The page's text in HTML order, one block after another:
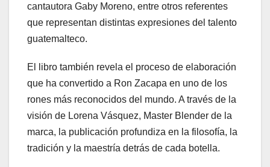
cantautora Gaby Moreno, entre otros referentes
que representan distintas expresiones del talento
guatemalteco.
El libro también revela el proceso de elaboración
que ha convertido a Ron Zacapa en uno de los
rones más reconocidos del mundo. A través de la
visión de Lorena Vásquez, Master Blender de la
marca, la publicación profundiza en la filosofía, la
tradición y la maestría detrás de cada botella.